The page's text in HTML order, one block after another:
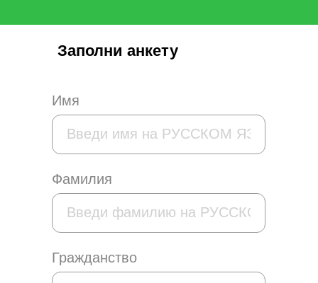
Заполни анкету
Имя
Фамилия
Гражданство